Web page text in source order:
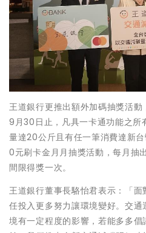
王道銀行更推出額外加碼抽獎活
9月30日止，凡具一卡通功能之所
量達20公斤且有任一筆消費達新
0元刷卡金月月抽獎活動，每月抽
間限得獎一次。
王道銀行董事長駱怡君表示：「
任投入更多努力讓環境變好。交
境有一定程度的影響，若能多多